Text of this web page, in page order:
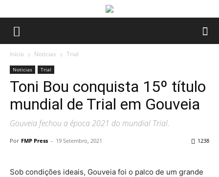
Início Noticias Trial
Noticias Trial
Toni Bou conquista 15º título
mundial de Trial em Gouveia
Gouveia fechou a época 2021 do mundial Trial.
Por FMP Press - 19 Setembro, 2021 1238
Sob condições ideais, Gouveia foi o palco de um grande